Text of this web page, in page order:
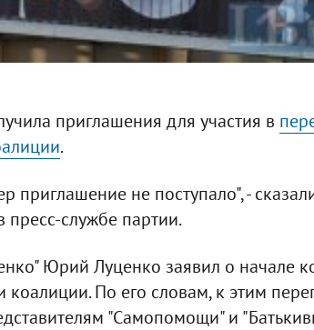
приглашения для участия в
.
не поступало", -
службе партии.
Юрий Луценко заявил о начале
По его словам, к этим
"Самопомощи" и